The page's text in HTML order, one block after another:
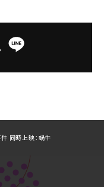
同時上映：蝸牛